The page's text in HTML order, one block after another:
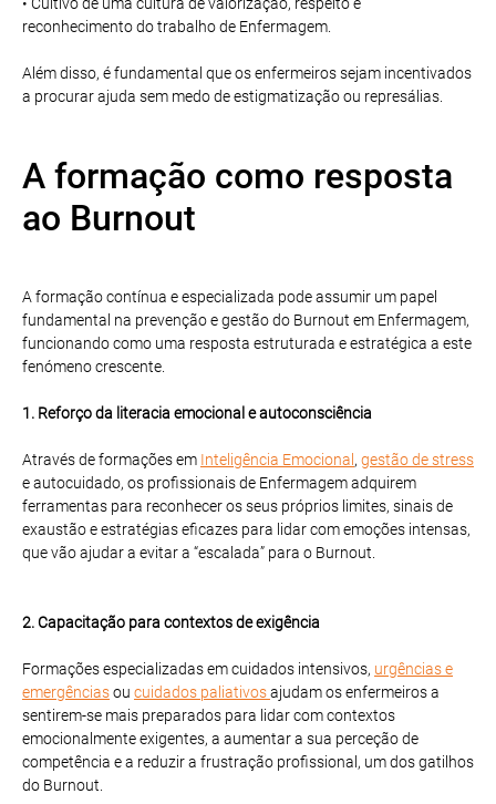
reconhecimento do trabalho de Enfermagem.
Além disso, é fundamental que os enfermeiros sejam incentivados
a procurar ajuda sem medo de estigmatização ou represálias.
A formação como resposta
ao Burnout
A formação contínua e especializada pode assumir um papel
fundamental na prevenção e gestão do Burnout em Enfermagem,
funcionando como uma resposta estruturada e estratégica a este
fenómeno crescente.
1. Reforço da literacia emocional e autoconsciência
Através de formações em Inteligência Emocional , gestão de stress
e autocuidado, os profissionais de Enfermagem adquirem
ferramentas para reconhecer os seus próprios limites, sinais de
exaustão e estratégias eficazes para lidar com emoções intensas,
que vão ajudar a evitar a “escalada” para o Burnout.
2. Capacitação para contextos de exigência
Formações especializadas em cuidados intensivos, urgências e
emergênciasou cuidados paliativosajudam os enfermeiros a
sentirem-se mais preparados para lidar com contextos
emocionalmente exigentes, a aumentar a sua perceção de
competência e a reduzir a frustração profissional, um dos gatilhos
do Burnout.